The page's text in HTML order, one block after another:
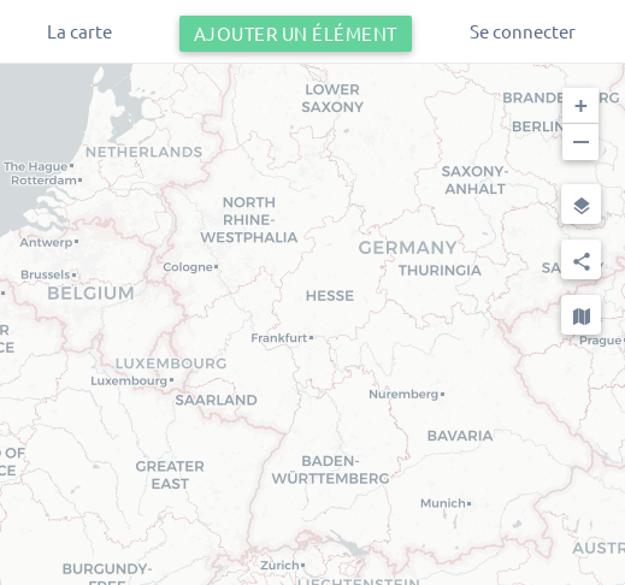
La carte AJOUTER UN ÉLÉMENT Se connecter
+
−